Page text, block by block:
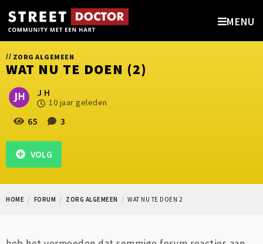
MENU
// ZORG ALGEMEEN
WAT NU TE DOEN (2)
J H
10 jaar geleden
65 3
VOLG
HOME FORUM ZORG ALGEMEEN WAT NU TE DOEN 2